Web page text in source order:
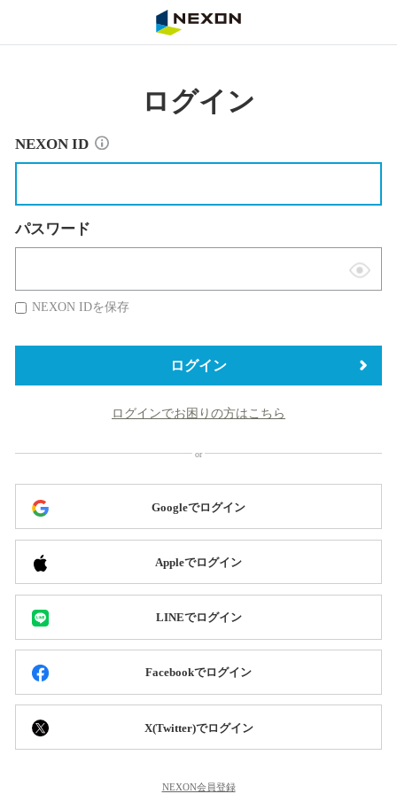
ログイン
NEXON ID
パスワード
表
替
NEXON IDを保存
ログイン
ログインでお困りの方はこちら
Googleでログイン
Appleでログイン
LINEでログイン
Facebookでログイン
X(Twitter)でログイン
NEXON会員登録